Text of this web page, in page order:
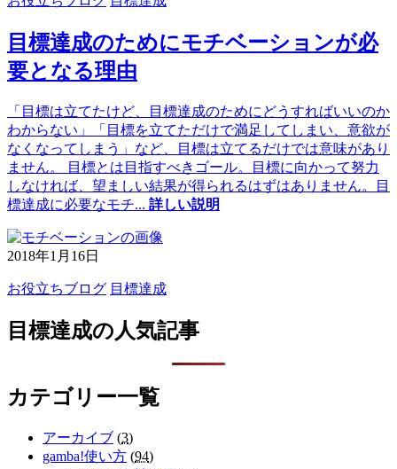
目標達成のためにモチベーションが必
要となる理由
「目標は立てたけど、目標達成のためにどうすればいいのか
わからない」「目標を立てただけで満足してしまい、意欲が
なくなってしまう」など、目標は立てるだけでは意味があり
ません。 目標とは目指すべきゴール。目標に向かって努力
しなければ、望ましい結果が得られるはずはありません。目
標達成に必要なモチ... 詳しい説明
2018年1月16日
お役立ちブログ 目標達成
目標達成の人気記事
カテゴリー一覧
アーカイブ (3)
gamba!使い方 (94)